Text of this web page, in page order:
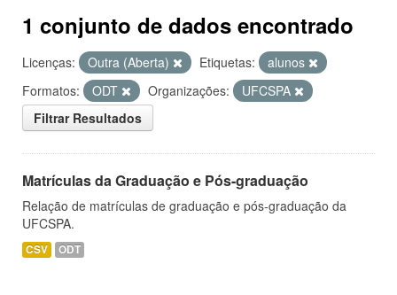
1 conjunto de dados encontrado
Licenças: Outra (Aberta) Etiquetas:
alunos
Formatos:
ODT Organizações:
UFCSPA
Filtrar Resultados
Matrículas da Graduação e Pós-graduação
Relação de matrículas de graduação e pós-graduação da
UFCSPA.
CSV ODT